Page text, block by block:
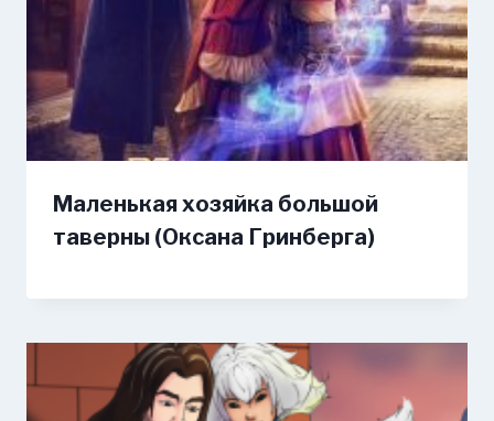
Маленькая хозяйка большой
таверны (Оксана Гринберга)